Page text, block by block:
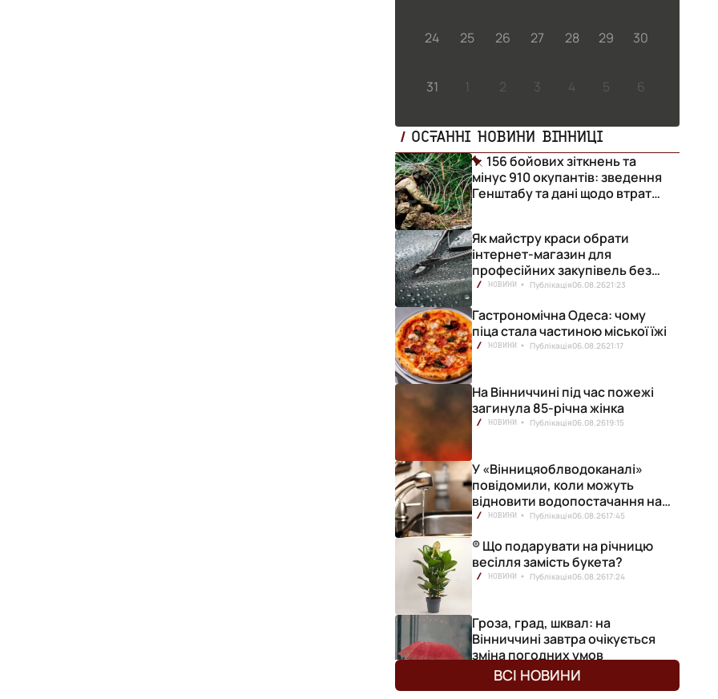
24 25 26 27 28 29 30
31 1 2 3 4 5 6
ОСТАННІ НОВИНИ ВІННИЦІ
156 бойових зіткнень та
мінус 910 окупантів: зведення
Генштабу та дані щодо втрат
Як майстру краси обрати
інтернет-магазин для
професійних закупівель без
ризику переплат
НОВИНИ Публікація06.08.2621:23
Гастрономічна Одеса: чому
піца стала частиною міської їжі
НОВИНИ Публікація06.08.2621:17
На Вінниччині під час пожежі
загинула 85-річна жінка
НОВИНИ Публікація06.08.2619:15
У «Вінницяоблводоканалі»
повідомили, коли можуть
відновити водопостачання на
лівобережжі міста
НОВИНИ Публікація06.08.2617:45
® Що подарувати на річницю
весілля замість букета?
НОВИНИ Публікація06.08.2617:24
Гроза, град, шквал: на
Вінниччині завтра очікується
зміна погодних умов
НОВИНИ Публікація06.08.26
ВСІ НОВИНИ